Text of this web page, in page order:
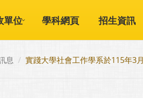
單位 學科網頁 招生資訊
息 實踐大學社會工作學系於115年3